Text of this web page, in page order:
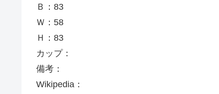
Ｂ：83
Ｗ：58
Ｈ：83
カップ：
備考：
Wikipedia：